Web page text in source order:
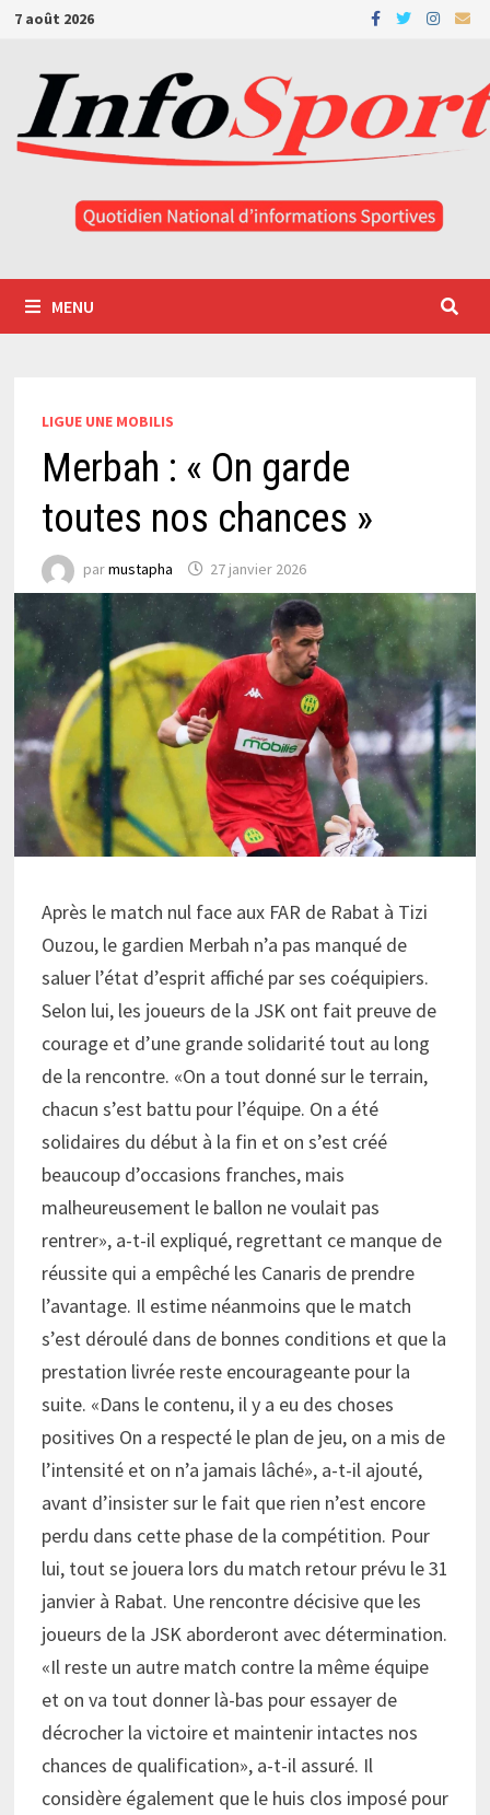
Passer
contenu
7 août 2026
MENU
LIGUE UNE MOBILIS
Merbah : « On garde
toutes nos chances »
parmustapha 27 janvier 2026
Après le match nul face aux FAR de Rabat à Tizi
Ouzou, le gardien Merbah n’a pas manqué de
saluer l’état d’esprit affiché par ses coéquipiers.
Selon lui, les joueurs de la JSK ont fait preuve de
courage et d’une grande solidarité tout au long
de la rencontre. «On a tout donné sur le terrain,
chacun s’est battu pour l’équipe. On a été
solidaires du début à la fin et on s’est créé
beaucoup d’occasions franches, mais
malheureusement le ballon ne voulait pas
rentrer», a-t-il expliqué, regrettant ce manque de
réussite qui a empêché les Canaris de prendre
l’avantage. Il estime néanmoins que le match
s’est déroulé dans de bonnes conditions et que la
prestation livrée reste encourageante pour la
suite. «Dans le contenu, il y a eu des choses
positives On a respecté le plan de jeu, on a mis de
l’intensité et on n’a jamais lâché», a-t-il ajouté,
avant d’insister sur le fait que rien n’est encore
perdu dans cette phase de la compétition. Pour
lui, tout se jouera lors du match retour prévu le 31
janvier à Rabat. Une rencontre décisive que les
joueurs de la JSK aborderont avec détermination.
«Il reste un autre match contre la même équipe
et on va tout donner là-bas pour essayer de
décrocher la victoire et maintenir intactes nos
chances de qualification», a-t-il assuré. Il
considère également que le huis clos imposé pour